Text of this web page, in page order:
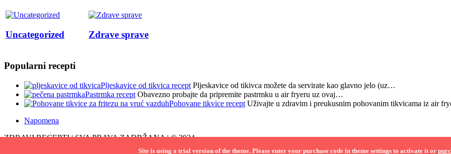
Uncategorized Zdrave sprave
Popularni recepti
Pljeskavice od tikvica recept Pljeskavice od tikivca možete da servirate kao glavno jelo (uz…
Pastrmka recept Obavezno probajte da pripremite pastrmku u air fryeru uz ovaj…
Pohovane tikvice recept Uživajte u zdravim i preukusnim pohovanim tikvicama iz air
Napomena
ZDRAVI RECEPTI | SVA PRAVA ZADRŽANA | © 2024
Site is using a trial version of the theme. Please enter your purchase code in theme settings to activate it or